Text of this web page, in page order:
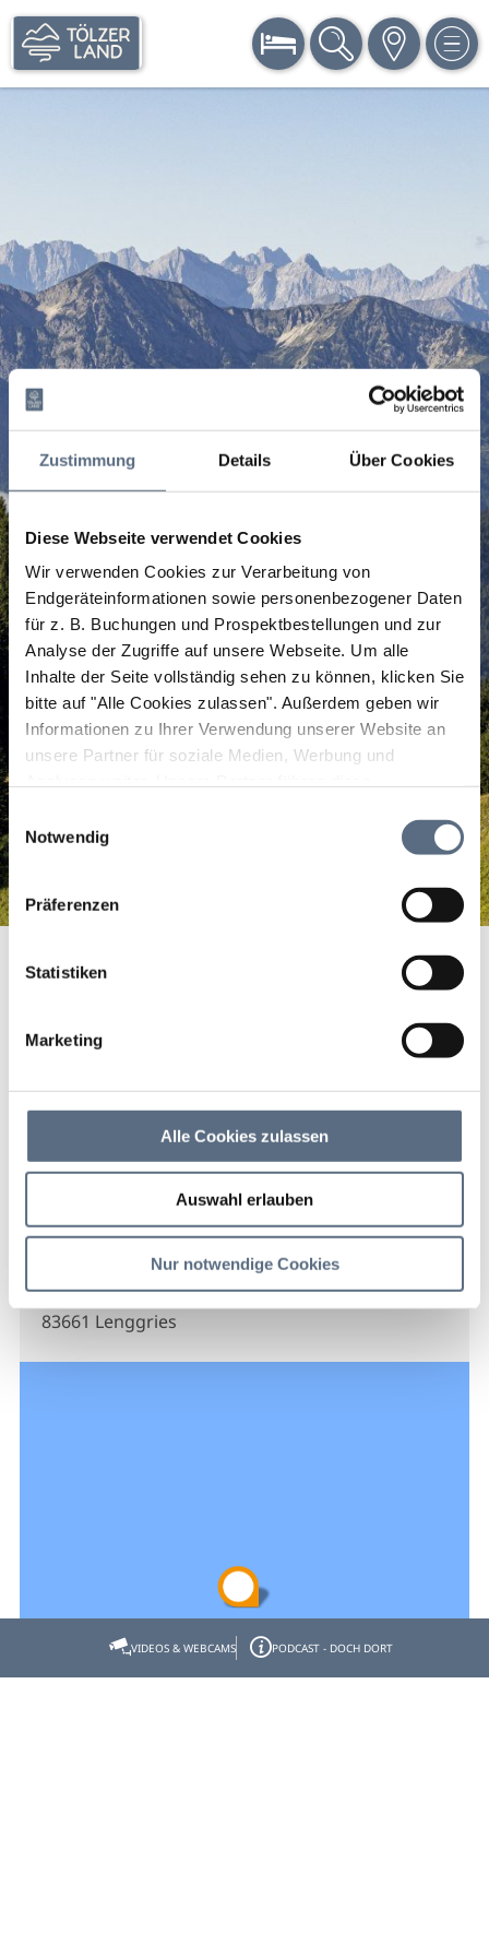
Zustimmung Details Über Cookies
Diese Webseite verwendet Cookies
Wir verwenden Cookies zur Verarbeitung von
Endgeräteinformationen sowie personenbezogener Daten
für z. B. Buchungen und Prospektbestellungen und zur
Analyse der Zugriffe auf unsere Webseite. Um alle
Inhalte der Seite vollständig sehen zu können, klicken Sie
bitte auf "Alle Cookies zulassen". Außerdem geben wir
Informationen zu Ihrer Verwendung unserer Website an
unsere Partner für soziale Medien, Werbung und
zusammen, die Sie ihnen bereitgestellt haben oder die
sie im Rahmen Ihrer Nutzung der Dienste gesammelt
Einwilligungsauswahl
Notwendig
Präferenzen
Statistiken
Marketing
Alle Cookies zulassen
Auswahl erlauben
Nur notwendige Cookies
BUCHEN SUCHE KARTE MENÜ
Schaupp
Kontakt
Heilpraktikerin
Tölzer Str. 46
83661 Lenggries
VIDEOS & WEBCAMS PODCAST - DOCH DORT